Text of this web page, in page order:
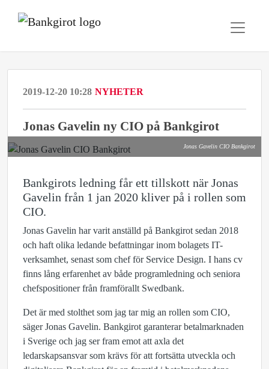
2019-12-20 10:28 NYHETER
Jonas Gavelin ny CIO på Bankgirot
Jonas Gavelin CIO Bankgirot
Bankgirots ledning får ett tillskott när Jonas
Gavelin från 1 jan 2020 kliver på i rollen som
CIO.
Jonas Gavelin har varit anställd på Bankgirot sedan 2018
och haft olika ledande befattningar inom bolagets IT-
verksamhet, senast som chef för Service Design. I hans cv
finns lång erfarenhet av både programledning och seniora
chefspositioner från framförallt Swedbank.
Det är med stolthet som jag tar mig an rollen som CIO,
säger Jonas Gavelin. Bankgirot garanterar betalmarknaden
i Sverige och jag ser fram emot att axla det
ledarskapsansvar som krävs för att fortsätta utveckla och